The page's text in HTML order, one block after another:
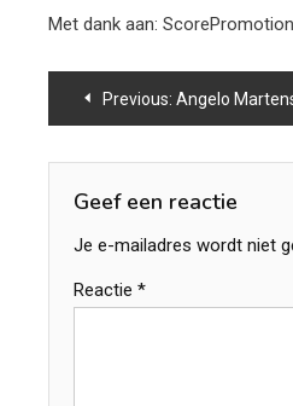
Met dank aan:
Bericht
navigatie
Previous: Angelo
Geef een reactie
Je e-mailadres wordt niet
Reactie *